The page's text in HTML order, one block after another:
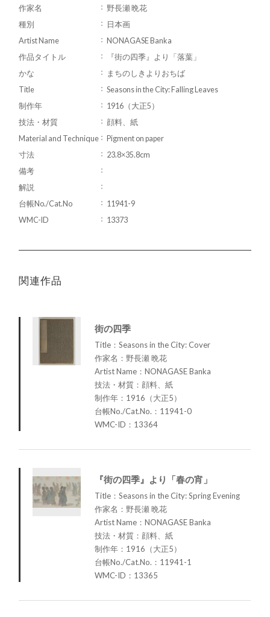
作家名
野長瀬 晩花
種別
日本画
Artist Name
NONAGASE Banka
作品タイトル
『街の四季』より「落葉」
かな
まちのしきよりおちば
Title
Seasons in the City: Falling Leaves
制作年
1916（大正5）
技法・材質
顔料、紙
Material and Technique
Pigment on paper
寸法
23.8×35.8cm
備考
解説
台帳No./Cat.No
11941-9
WMC-ID
13373
関連作品
街の四季
Title：Seasons in the City: Cover
作家名：野長瀬 晩花
Artist Name：NONAGASE Banka
技法・材質：顔料、紙
制作年：1916（大正5）
台帳No./Cat.No.：11941-0
WMC-ID：13364
『街の四季』より「春の宵」
Title：Seasons in the City: Spring Evening
作家名：野長瀬 晩花
Artist Name：NONAGASE Banka
技法・材質：顔料、紙
制作年：1916（大正5）
台帳No./Cat.No.：11941-1
WMC-ID：13365